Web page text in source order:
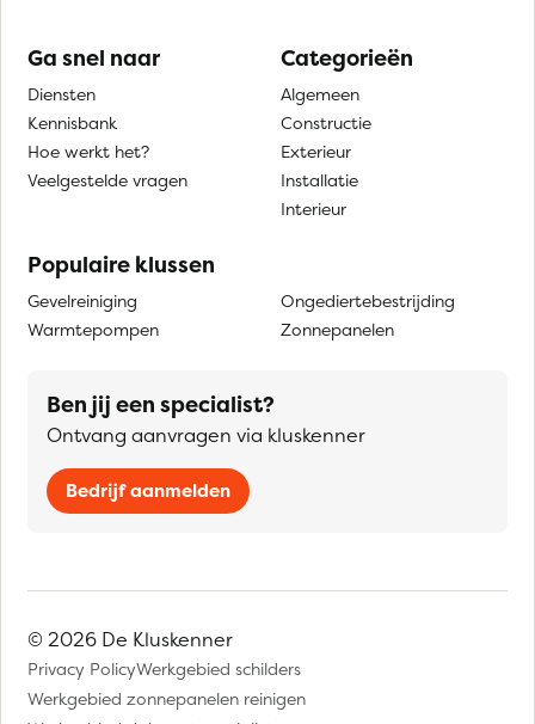
Ga snel naar
Diensten
Kennisbank
Hoe werkt het?
Veelgestelde vragen
Categorieën
Algemeen
Constructie
Exterieur
Installatie
Interieur
Populaire klussen
Gevelreiniging
Warmtepompen
Ongediertebestrijding
Zonnepanelen
Ben jij een specialist?
Ontvang aanvragen via kluskenner
Bedrijf aanmelden
© 2026 De Kluskenner
Privacy PolicyWerkgebied schilders
Werkgebied zonnepanelen reinigen